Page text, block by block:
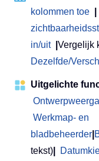
kolommen toe
in/uit
Vergelijk
Dezelfde/
Uitgelichte
Werkmap- en
bladbeheerder
tekst)